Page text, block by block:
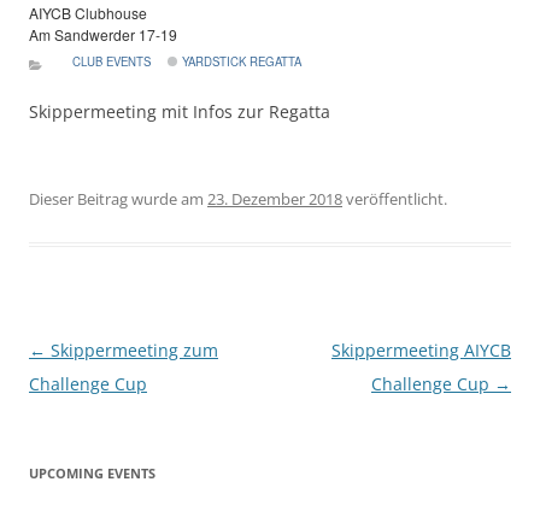
AIYCB Clubhouse
Am Sandwerder 17-19
CLUB EVENTS YARDSTICK REGATTA
Skippermeeting mit Infos zur Regatta
Dieser Beitrag wurde am 23. Dezember 2018veröffentlicht.
Beitragsnavigation
← Skippermeeting zum
Challenge Cup
Skippermeeting AIYCB
Challenge Cup →
UPCOMING EVENTS